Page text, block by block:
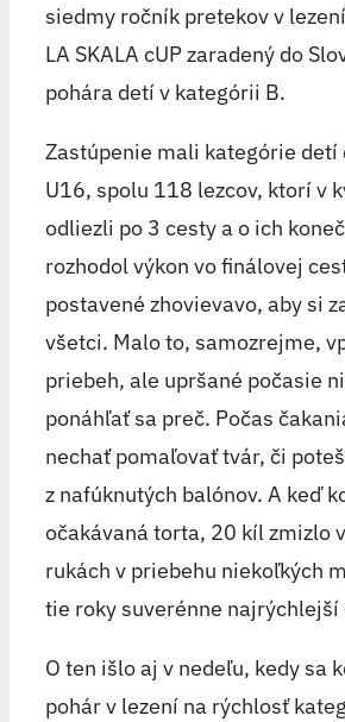
siedmy ročník pretekov v
LA SKALA cUP zaradený do
pohára detí v kategórii B.
Zastúpenie mali kategórie detí
U16, spolu 118 lezcov, ktorí v
odliezli po 3 cesty a o ich
rozhodol výkon vo finálovej
postavené zhovievavo, aby si
všetci. Malo to, samozrejme,
priebeh, ale upršané počasie
ponáhľať sa preč. Počas
nechať pomaľovať tvár, či
z nafúknutých balónov. A keď
očakávaná torta, 20 kíl zmizlo
rukách v priebehu niekoľkých
tie roky suverénne najrýchlejší
O ten išlo aj v nedeľu, kedy sa
pohár v lezení na rýchlosť